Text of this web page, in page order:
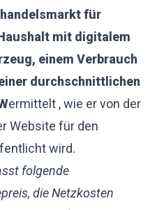
für
mit digitalem
einem Verbrauch
durchschnittlichen
ermittelt , wie er von der
Website für den
wird.
folgende
die Netzkosten